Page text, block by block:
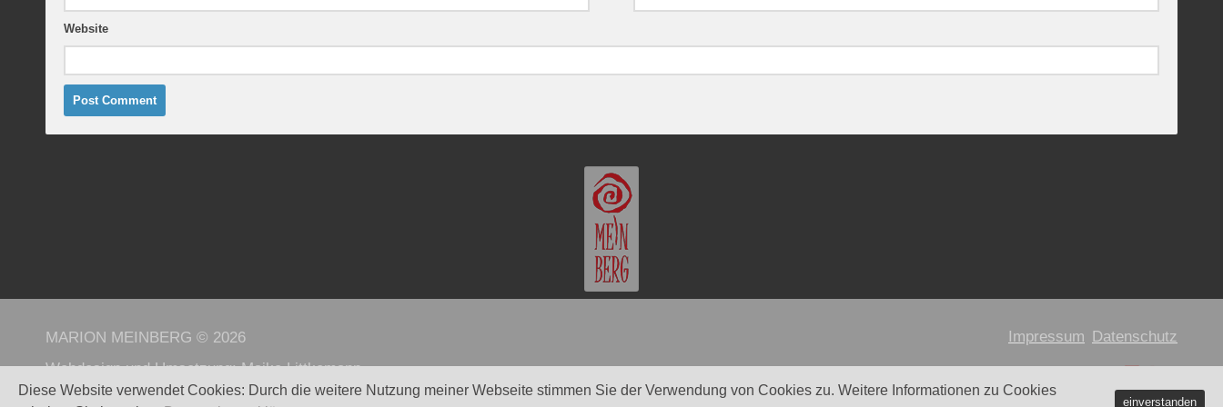
Website
Impressum Datenschutz
MARION MEINBERG © 2026
Webdesign und Umsetzung:Maike Littkemann
Powered byWordPress. - Theme byAlx.
Diese Website verwendet Cookies: Durch die weitere Nutzung meiner Webseite stimmen Sie der Verwendung von Cookies zu. Weitere Informationen zu Cookies
einverstanden